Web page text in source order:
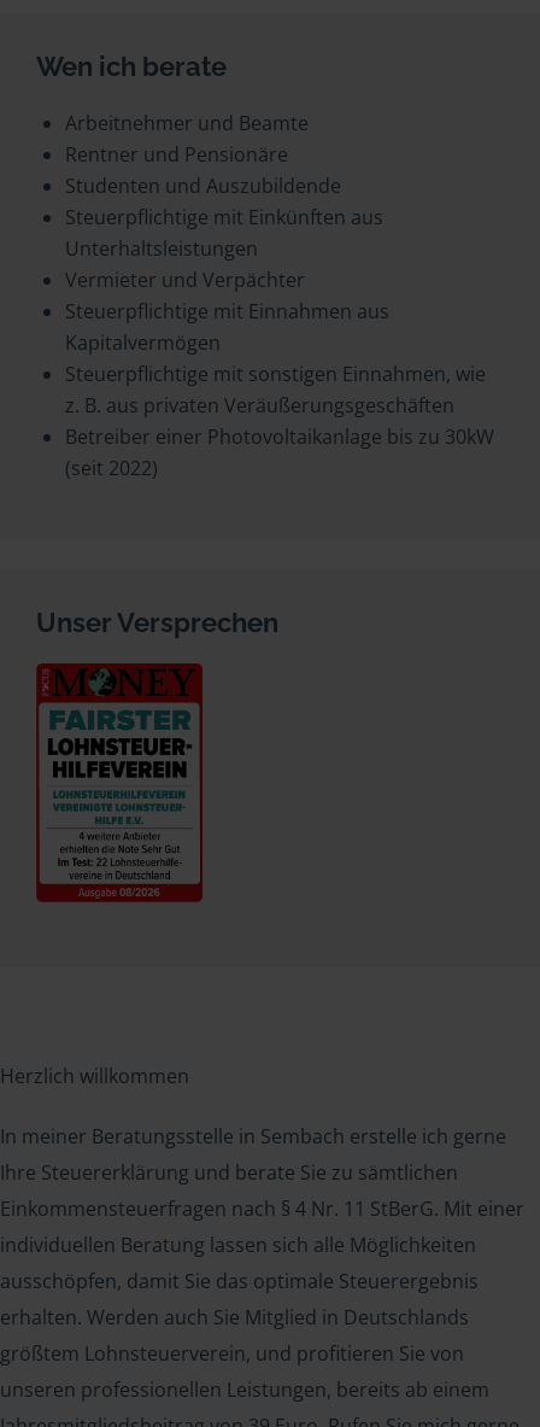
Wen ich berate
Arbeitnehmer und Beamte
Rentner und Pensionäre
Studenten und Auszubildende
Steuerpflichtige mit Einkünften aus
Unterhaltsleistungen
Vermieter und Verpächter
Steuerpflichtige mit Einnahmen aus
Kapitalvermögen
Steuerpflichtige mit sonstigen Einnahmen, wie
z. B. aus privaten Veräußerungsgeschäften
Betreiber einer Photovoltaikanlage bis zu 30kW
(seit 2022)
Unser Versprechen
Herzlich willkommen
In meiner Beratungsstelle in Sembach erstelle ich gerne
Ihre Steuererklärung und berate Sie zu sämtlichen
Einkommensteuerfragen nach § 4 Nr. 11 StBerG. Mit einer
individuellen Beratung lassen sich alle Möglichkeiten
ausschöpfen, damit Sie das optimale Steuerergebnis
erhalten. Werden auch Sie Mitglied in Deutschlands
größtem Lohnsteuerverein, und profitieren Sie von
unseren professionellen Leistungen, bereits ab einem